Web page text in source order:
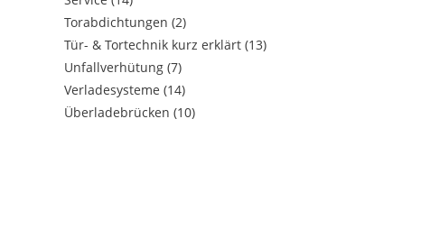
Torabdichtungen(2)
Tür- & Tortechnik kurz erklärt(13)
Unfallverhütung(7)
Verladesysteme(14)
Überladebrücken(10)